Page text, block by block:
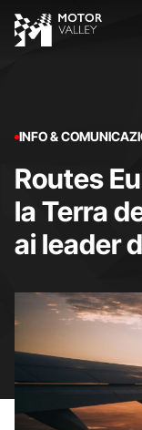
INFO &
Routes
la Terra
ai leader